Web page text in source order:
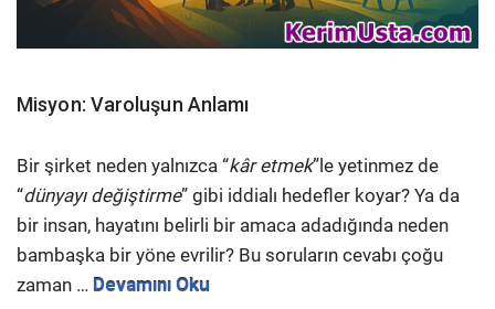
Misyon: Varoluşun Anlamı
Bir şirket neden yalnızca “kâr etmek”le yetinmez de
“dünyayı değiştirme” gibi iddialı hedefler koyar? Ya da
bir insan, hayatını belirli bir amaca adadığında neden
bambaşka bir yöne evrilir? Bu soruların cevabı çoğu
zaman … Devamını Oku